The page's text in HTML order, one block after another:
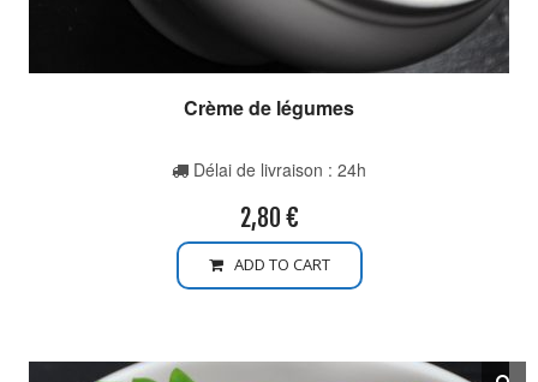
Crème de légumes
Délai de livraison : 24h
2,80 €
ADD TO CART